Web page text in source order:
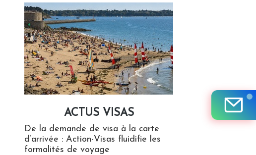
ACTUS VISAS
De la demande de visa à la carte
d’arrivée : Action-Visas fluidifie les
formalités de voyage